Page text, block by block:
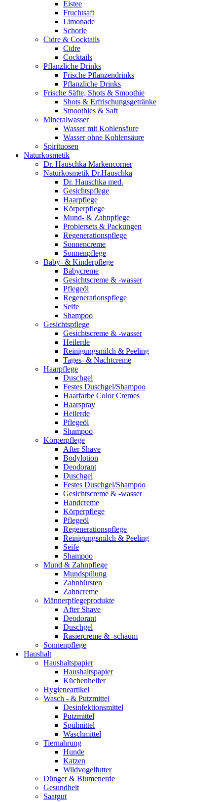
Eistee
Fruchtsaft
Limonade
Schorle
Cidre & Cocktails
Cidre
Cocktails
Pflanzliche Drinks
Frische Pflanzendrinks
Pflanzliche Drinks
Frische Säfte, Shots & Smoothie
Shots & Erfrischungsgetränke
Smoothies & Saft
Mineralwasser
Wasser mit Kohlensäure
Wasser ohne Kohlensäure
Spirituosen
Naturkosmetik
Dr. Hauschka Markencorner
Naturkosmetik Dr.Hauschka
Dr. Hauschka med.
Gesichtspflege
Haarpflege
Körperpflege
Mund- & Zahnpflege
Probiersets & Packungen
Regenerationspflege
Sonnencreme
Sonnenpflege
Baby- & Kinderpflege
Babycreme
Gesichtscreme & -wasser
Pflegeöl
Regenerationspflege
Seife
Shampoo
Gesichtspflege
Gesichtscreme & -wasser
Heilerde
Reinigungsmilch & Peeling
Tages- & Nachtcreme
Haarpflege
Duschgel
Festes Duschgel/Shampoo
Haarfarbe Color Cremes
Haarspray
Heilerde
Pflegeöl
Shampoo
Körperpflege
After Shave
Bodylotion
Deodorant
Duschgel
Festes Duschgel/Shampoo
Gesichtscreme & -wasser
Handcreme
Körperpflege
Pflegeöl
Regenerationspflege
Reinigungsmilch & Peeling
Seife
Shampoo
Mund & Zahnpflege
Mundspülung
Zahnbürsten
Zahncreme
Männerpflegeprodukte
After Shave
Deodorant
Duschgel
Rasiercreme & -schaum
Sonnenpflege
Haushalt
Haushaltspapier
Haushaltspapier
Küchenhelfer
Hygieneartikel
Wasch - & Putzmittel
Desinfektionsmittel
Putzmittel
Spülmittel
Waschmittel
Tiernahrung
Hunde
Katzen
Wildvogelfutter
Dünger & Blumenerde
Gesundheit
Saatgut